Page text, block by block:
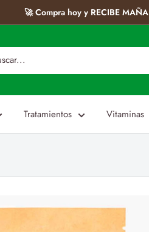
🚀 Compra hoy y RECIBE
Tratamientos Vitaminas